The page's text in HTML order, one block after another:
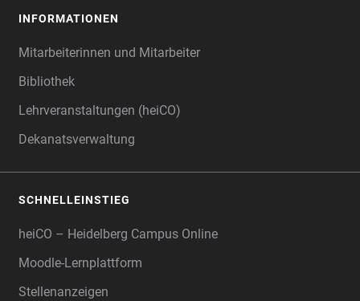
INFORMATIONEN
Mitarbeiterinnen und Mitarbeiter
Bibliothek
Lehrveranstaltungen (heiCO)
Dekanatsverwaltung
SCHNELLEINSTIEG
heiCO – Heidelberg Campus Online
Moodle-Lernplattform
Stellenanzeigen